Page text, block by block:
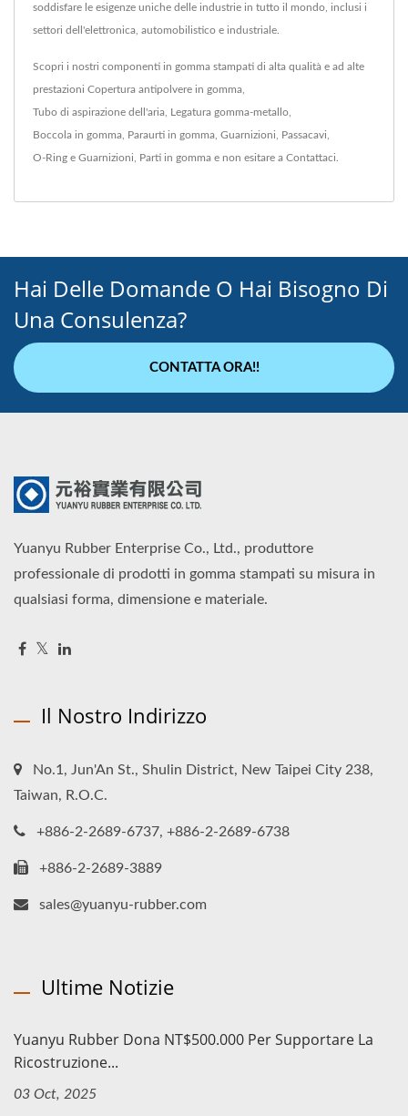
soddisfare le esigenze uniche delle industrie in tutto il mondo, inclusi i
settori dell'elettronica, automobilistico e industriale.
Scopri i nostri componenti in gomma stampati di alta qualità e ad alte
prestazioni Copertura antipolvere in gomma
Tubo di aspirazione dell'aria Legatura gomma-metallo
Boccola in gomma Paraurti in gomma Guarnizioni Passacavi
O-Ring e Guarnizioni Parti in gomma e non esitare a Contattaci
Hai Delle Domande O Hai Bisogno Di
Una Consulenza?
CONTATTA ORA!!
Yuanyu Rubber Enterprise Co., Ltd., produttore
professionale di prodotti in gomma stampati su misura in
qualsiasi forma, dimensione e materiale.
Il Nostro Indirizzo
No.1, Jun'An St., Shulin District, New Taipei City 238,
Taiwan, R.O.C.
+886-2-2689-6737, +886-2-2689-6738
+886-2-2689-3889
sales@yuanyu-rubber.com
Ultime Notizie
Yuanyu Rubber Dona NT$500.000 Per Supportare La
Ricostruzione...
03 Oct, 2025